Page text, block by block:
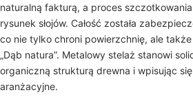
naturalną fakturą, a proces
rysunek słojów. Całość została
co nie tylko chroni powierzchnię, ale także
„Dąb natura”. Metalowy stelaż stanowi
organiczną strukturą drewna i wpisując
aranżacyjne.